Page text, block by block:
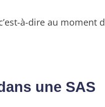
à-dire au moment
une SAS